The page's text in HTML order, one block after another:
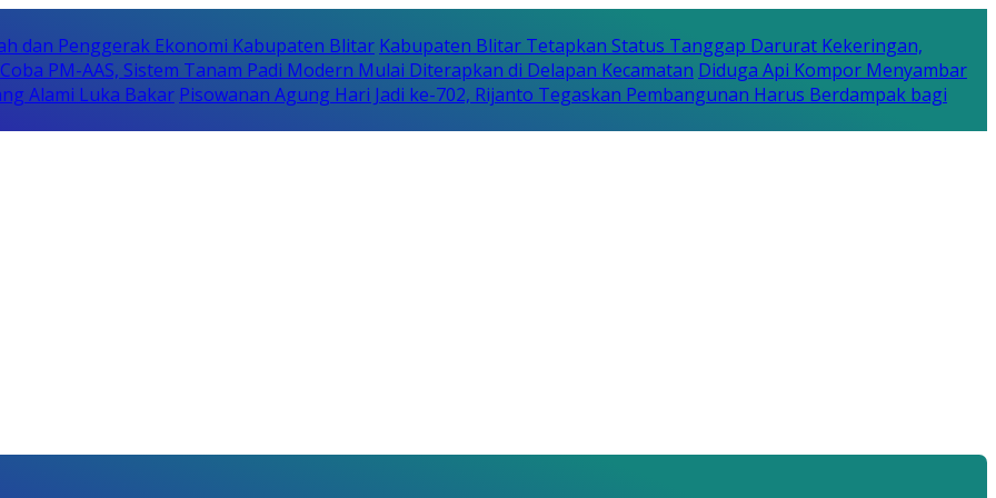
dan Penggerak Ekonomi Kabupaten Blitar Kabupaten Blitar Tetapkan Status Tanggap Darurat Kekeringan,
PM-AAS, Sistem Tanam Padi Modern Mulai Diterapkan di Delapan Kecamatan Diduga Api Kompor Menyambar
Alami Luka Bakar Pisowanan Agung Hari Jadi ke-702, Rijanto Tegaskan Pembangunan Harus Berdampak bagi